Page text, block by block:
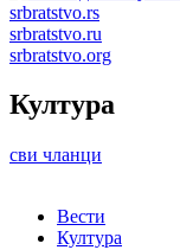
srbratstvo.rs
srbratstvo.ru
srbratstvo.org
Култура
сви чланци
Вести
Култура